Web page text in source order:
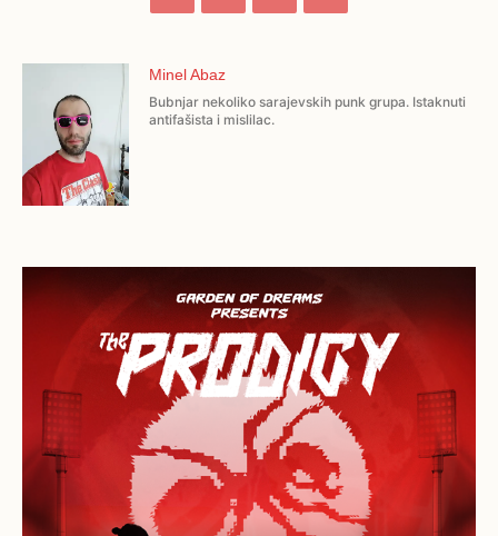
Minel Abaz
Bubnjar nekoliko sarajevskih punk grupa. Istaknuti
antifašista i mislilac.